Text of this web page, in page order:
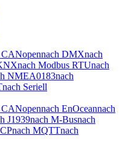
CANopennach DMXnach
nach Modbus RTUnach
NMEA0183nach
nach Seriell
CANopennach EnOceannach
J1939nach M-Busnach
nach MQTTnach